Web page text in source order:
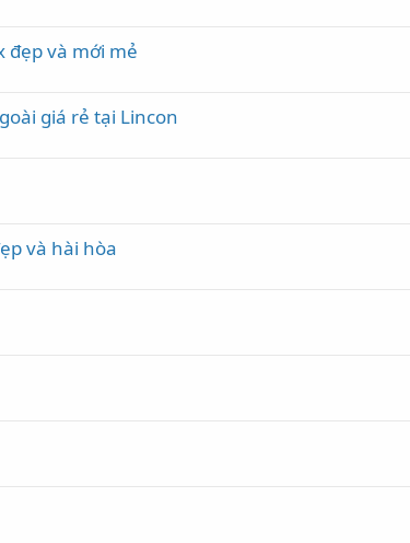
đẹp và mới mẻ
giá rẻ tại Lincon
và hài hòa